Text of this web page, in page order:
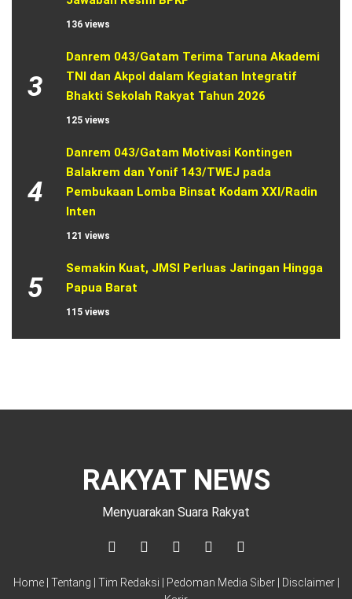
136 views
3
Danrem 043/Gatam Terima Taruna Akademi
TNI dan Akpol dalam Kegiatan Integratif
Bhakti Sekolah Rakyat Tahun 2026
125 views
4
Danrem 043/Gatam Motivasi Kontingen
Balakrem dan Yonif 143/TWEJ pada
Pembukaan Lomba Binsat Kodam XXI/Radin
Inten
121 views
5
Semakin Kuat, JMSI Perluas Jaringan Hingga
Papua Barat
115 views
RAKYAT NEWS
Menyuarakan Suara Rakyat
Home| Tentang Tim Redaksi Pedoman Media Siber| Disclaimer|